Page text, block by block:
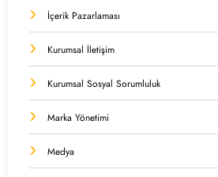
İçerik Pazarlaması
Kurumsal İletişim
Kurumsal Sosyal Sorumluluk
Marka Yönetimi
Medya